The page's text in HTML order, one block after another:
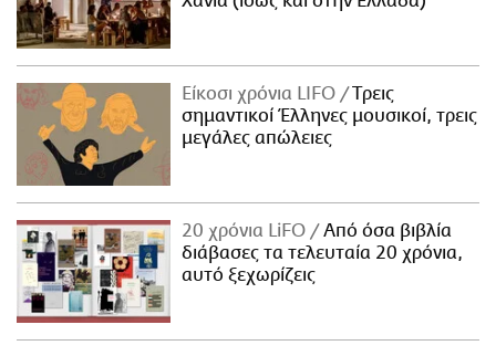
Είκοσι χρόνια LIFO
Tρεις
σημαντικοί Έλληνες μουσικοί, τρεις
μεγάλες απώλειες
20 χρόνια LiFO
Από όσα βιβλία
διάβασες τα τελευταία 20 χρόνια,
αυτό ξεχωρίζεις